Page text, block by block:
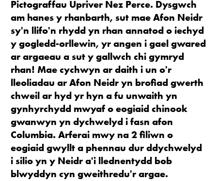
Pictograffau Upriver Nez Perce. Dysgwch
am hanes y rhanbarth, sut mae Afon Neidr
sy'n llifo'n rhydd yn rhan annatod o iechyd
y gogledd-orllewin, yr angen i gael gwared
ar argaeau a sut y gallwch chi gymryd
rhan! Mae cychwyn ar daith i un o'r
lleoliadau ar Afon Neidr yn brofiad gwerth
chweil ar hyd yr hyn a fu unwaith yn
gynhyrchydd mwyaf o eogiaid chinook
gwanwyn yn dychwelyd i fasn afon
Columbia. Arferai mwy na 2 filiwn o
eogiaid gwyllt a phennau dur ddychwelyd
i silio yn y Neidr a'i llednentydd bob
blwyddyn cyn gweithredu'r argae.